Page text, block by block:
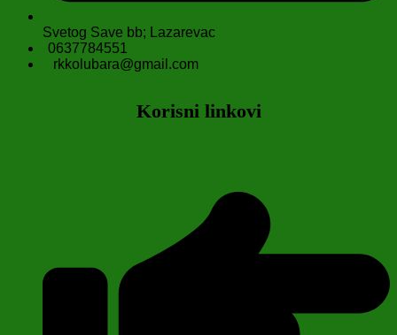
Svetog Save bb; Lazarevac
0637784551
rkkolubara@gmail.com
Korisni linkovi